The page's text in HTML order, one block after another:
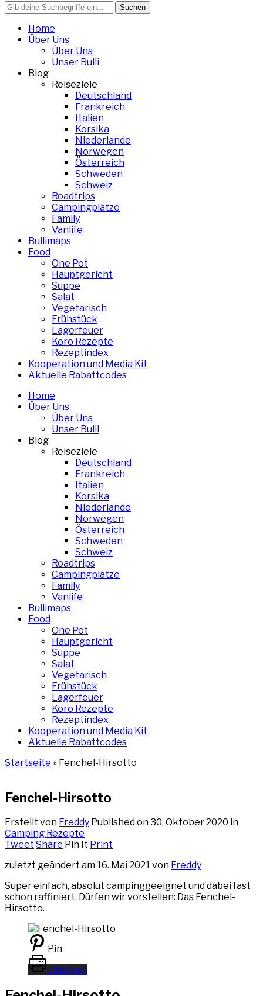
Search
for:
Home
Über Uns
Über Uns
Unser Bulli
Blog
Reiseziele
Deutschland
Frankreich
Italien
Korsika
Niederlande
Norwegen
Österreich
Schweden
Schweiz
Roadtrips
Campingplätze
Family
Vanlife
Bullimaps
Food
One Pot
Hauptgericht
Suppe
Salat
Vegetarisch
Frühstück
Lagerfeuer
Koro Rezepte
Rezeptindex
Kooperation und Media Kit
Aktuelle Rabattcodes
Home
Über Uns
Über Uns
Unser Bulli
Blog
Reiseziele
Deutschland
Frankreich
Italien
Korsika
Niederlande
Norwegen
Österreich
Schweden
Schweiz
Roadtrips
Campingplätze
Family
Vanlife
Bullimaps
Food
One Pot
Hauptgericht
Suppe
Salat
Vegetarisch
Frühstück
Lagerfeuer
Koro Rezepte
Rezeptindex
Kooperation und Media Kit
Aktuelle Rabattcodes
Startseite » Fenchel-Hirsotto
Fenchel-Hirsotto
Erstellt von Freddy Published on30. Oktober 2020 in
Camping Rezepte
Tweet Share Pin It Print
zuletzt geändert am 16. Mai 2021 von Freddy
Super einfach, absolut campinggeeignet und dabei fast
schon raffiniert. Dürfen wir vorstellen: Das Fenchel-
Hirsotto.
Pin
Drucken